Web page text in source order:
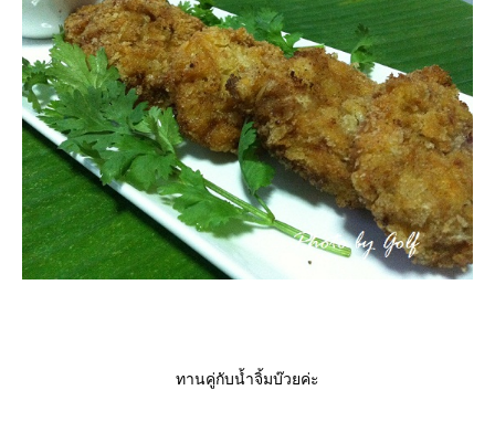
ทานคู่กับน้ำจิ้มบ๊วยค่ะ